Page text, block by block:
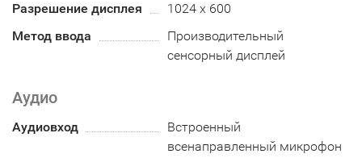
Разрешение дисплея
1024 x 600
Метод ввода
Производительный
сенсорный дисплей
Аудио
Аудиовход
Встроенный
всенаправленный микрофон